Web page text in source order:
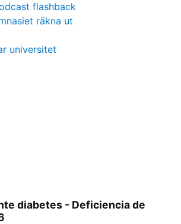
flashback
räkna ut
universitet
diabetes - Deficiencia de